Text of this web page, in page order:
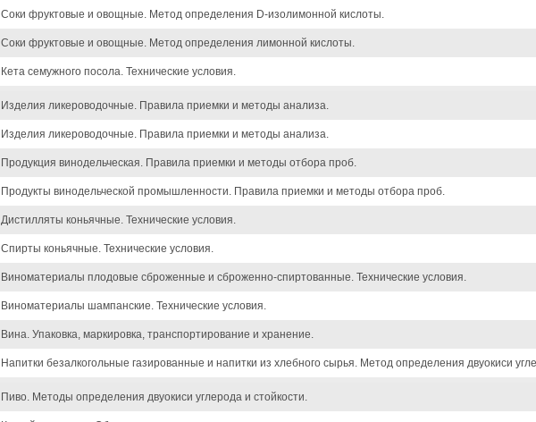
Соки фруктовые и овощные. Метод определения D-изолимонной кислоты.
Соки фруктовые и овощные. Метод определения лимонной кислоты.
Кета семужного посола. Технические условия.
Изделия ликероводочные. Правила приемки и методы анализа.
Изделия ликероводочные. Правила приемки и методы анализа.
Продукция винодельческая. Правила приемки и методы отбора проб.
Продукты винодельческой промышленности. Правила приемки и методы отбора проб.
Дистилляты коньячные. Технические условия.
Спирты коньячные. Технические условия.
Виноматериалы плодовые сброженные и сброженно-спиртованные. Технические условия.
Виноматериалы шампанские. Технические условия.
Вина. Упаковка, маркировка, транспортирование и хранение.
Напитки безалкогольные газированные и напитки из хлебного сырья. Метод определения двуокиси
Пиво. Методы определения двуокиси углерода и стойкости.